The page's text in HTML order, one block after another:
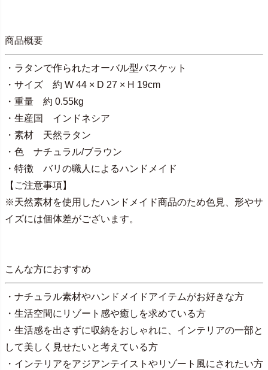
商品概要
・ラタンで作られたオーバル型バスケット
・サイズ 約 W 44 × D 27 × H 19cm
・重量 約 0.55kg
・生産国 インドネシア
・素材 天然ラタン
・色 ナチュラル/ブラウン
・特徴 バリの職人によるハンドメイド
【ご注意事項】
※天然素材を使用したハンドメイド商品のため色見、形やサ
イズには個体差がございます。
こんな方におすすめ
・ナチュラル素材やハンドメイドアイテムがお好きな方
・生活空間にリゾート感や癒しを求めている方
・生活感を出さずに収納をおしゃれに、インテリアの一部と
して美しく見せたいと考えている方
・インテリアをアジアンテイストやリゾート風にされたい方